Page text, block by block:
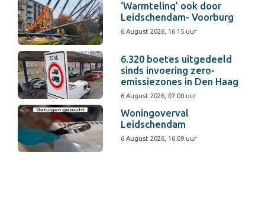
‘Warmtelinq’ ook door
Leidschendam- Voorburg
6 August 2026, 16:15 uur
6.320 boetes uitgedeeld
sinds invoering zero-
emissiezones in Den Haag
6 August 2026, 07:00 uur
Woningoverval
Leidschendam
6 August 2026, 16:09 uur